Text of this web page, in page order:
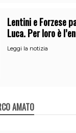
Lentini e Forzese
Luca. Per loro è
partito
Leggi la notizia
AMATO